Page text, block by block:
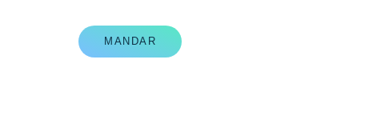
MANDAR